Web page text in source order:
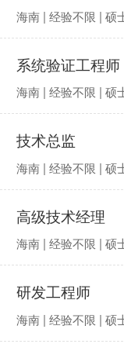
海南 | 经验不限 | 硕
系统验证工程师
海南 | 经验不限 | 硕
技术总监
海南 | 经验不限 | 硕
高级技术经理
海南 | 经验不限 | 硕
研发工程师
海南 | 经验不限 | 硕